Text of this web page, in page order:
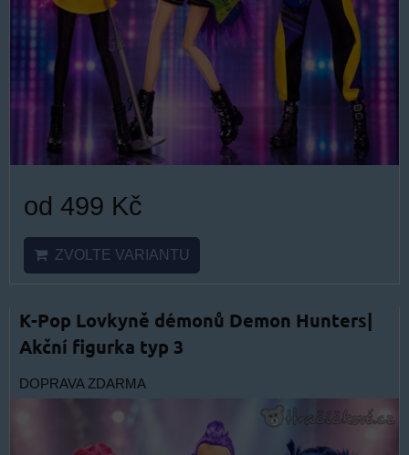
od 499 Kč
ZVOLTE VARIANTU
K-Pop Lovkyně démonů Demon Hunters|
Akční figurka typ 3
DOPRAVA ZDARMA